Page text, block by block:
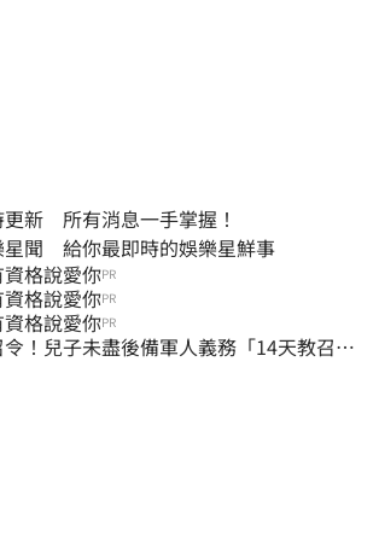
新 所有消息一手掌握！
星聞 給你最即時的娛樂星鮮事
格說愛你PR
格說愛你PR
格說愛你PR
！兒子未盡後備軍人義務「14天教召不